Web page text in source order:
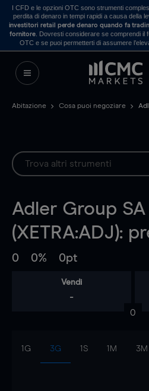
I CFD e le opzioni OTC sono strumenti
perdita di denaro in tempi rapidi a causa della
investitori retail perde denaro quando fa
fornitore . Dovresti considerare se comprendi
OTC e se puoi permetterti di assumere
Abitazione Cosa puoi negoziare
Adler Group SA
(XETRA:ADJ):
0 0% 0pt
Vendi
-
0
1G 3G 1S 1M 3M